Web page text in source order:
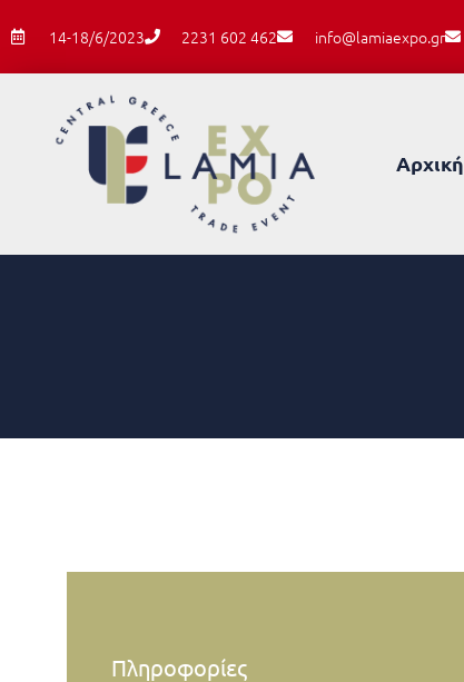
14-18/6/2023 2231 602 462 info@lamiaexpo.gr
Αρχική
Πληροφορίες